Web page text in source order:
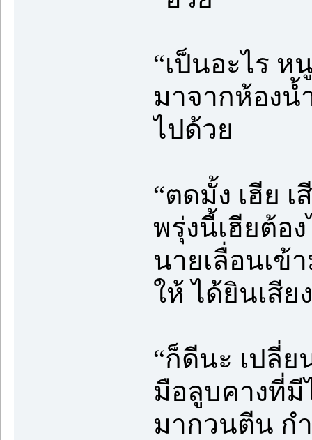
“เป็นอะไร
มาจากห้อง
ไปด้วย
“ตดมั้ง เฮีย
พรุ่งนี้เฮียต้อ
นายเลื่อนเข้
ให้ ได้ยินเสีย
“ก็ดีนะ เปลี่ย
มือลูบคางที่มี
มากวนตีน ก